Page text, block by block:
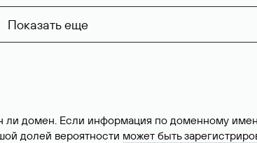
Показать еще
ли домен. Если информация по доменному
долей вероятности может быть